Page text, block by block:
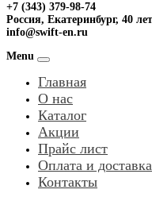
+7 (343) 379-98-74
Россия, Екатеринбург, 40
info@swift-en.ru
Menu
Главная
О нас
Каталог
Акции
Прайс лист
Оплата и доставка
Контакты